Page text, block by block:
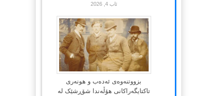
ئاب 4, 2026
بزووتنەوەی ئەدەب و هونەری
تاکتایگەراکانی هۆڵەندا شۆڕشێک لە